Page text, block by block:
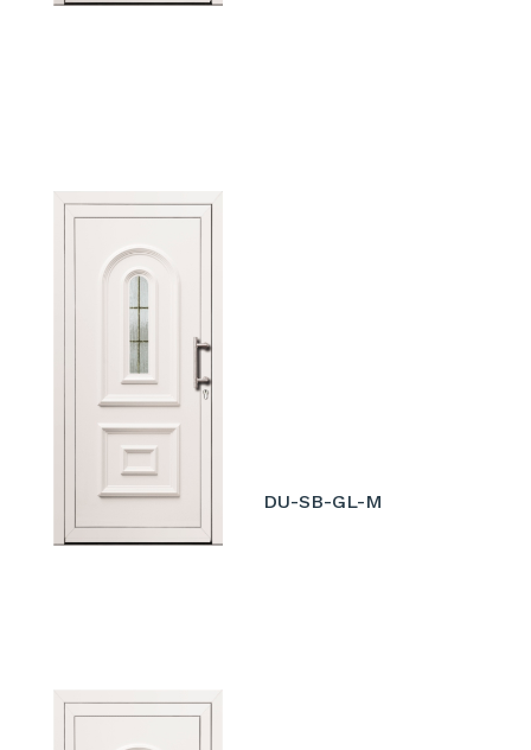
DU-SB-GL-M